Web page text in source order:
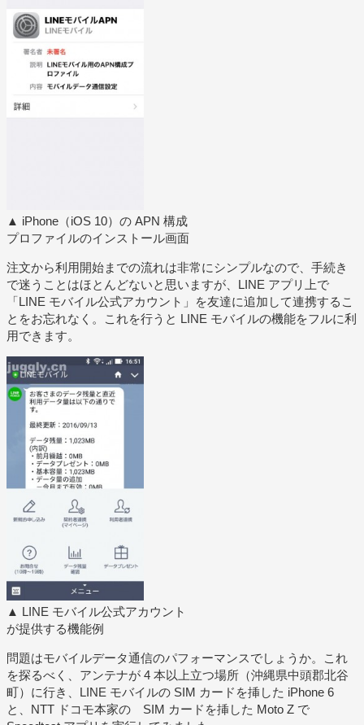
▲ iPhone（iOS 10）の APN 構成
プロファイルのインストール画面
注文から利用開始までの流れは非常にシンプルなので、手続き
で迷うことはほとんどないと思いますが、LINE アプリ上で
「LINE モバイル公式アカウント」を友達に追加して連携するこ
とをお忘れなく。これを行うと LINE モバイルの機能をフルに利
用できます。
▲ LINE モバイル公式アカウント
が提供する機能例
問題はモバイルデータ通信のパフォーマンスでしょうか。これ
を探るべく、アンテナが 4 本以上立つ場所（沖縄県中頭郡北谷
町）に行き、LINE モバイルの SIM カードを挿した iPhone 6
と、NTT ドコモ本家の SIM カードを挿した Moto Z で